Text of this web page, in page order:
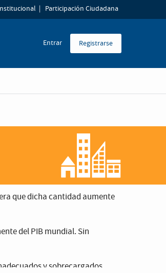
Participación Ciudadana
Entrar Registrarse
que dicha cantidad aumente
del PIB mundial. Sin
y sobrecargados